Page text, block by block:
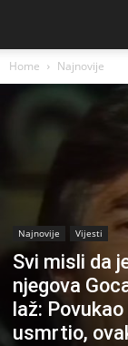
Home Najnovije
Najnovije Vijesti
Svi misli da
njegova
laž:
usmrtio,